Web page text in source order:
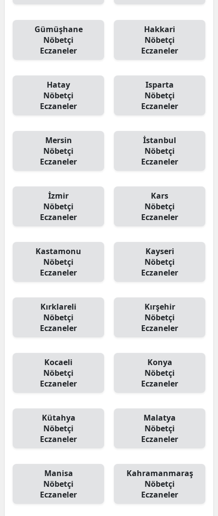
Gümüşhane
Nöbetçi
Eczaneler
Hakkari
Nöbetçi
Eczaneler
Hatay
Nöbetçi
Eczaneler
Isparta
Nöbetçi
Eczaneler
Mersin
Nöbetçi
Eczaneler
İstanbul
Nöbetçi
Eczaneler
İzmir
Nöbetçi
Eczaneler
Kars
Nöbetçi
Eczaneler
Kastamonu
Nöbetçi
Eczaneler
Kayseri
Nöbetçi
Eczaneler
Kırklareli
Nöbetçi
Eczaneler
Kırşehir
Nöbetçi
Eczaneler
Kocaeli
Nöbetçi
Eczaneler
Konya
Nöbetçi
Eczaneler
Kütahya
Nöbetçi
Eczaneler
Malatya
Nöbetçi
Eczaneler
Manisa
Nöbetçi
Eczaneler
Kahramanmaraş
Nöbetçi
Eczaneler